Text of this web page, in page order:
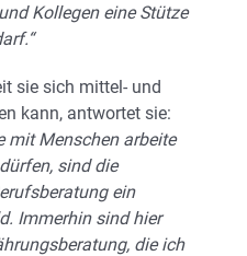
Kollegen eine Stütze
sie sich mittel- und
kann, antwortet sie:
mit Menschen arbeite
sind die
ein
Immerhin sind hier
die ich